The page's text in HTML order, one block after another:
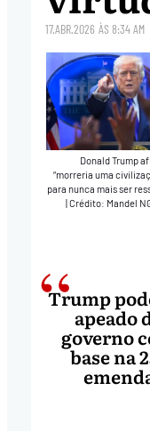
17.ABR.2026 ÀS 8:34 AM
Donald Trump
“morreria uma
para nunca mais ser
|Crédito: Mandel
Trump
apeado
governo
base na